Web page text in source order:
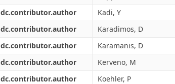
dc.contributor.author
Kadi, Y
dc.contributor.author
Karadimos, D
dc.contributor.author
Karamanis, D
dc.contributor.author
Kerveno, M
dc.contributor.author
Koehler, P